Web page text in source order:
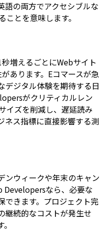
語の両方でアクセシブルな
とを意味します。
増えるごとにWebサイト
あります。Eコマースが急
デジタル体験を期待する日
がクリティカルレン
イズを削減し、遅延読み
ネス指標に直接影響する測
ンウィークや年末のキャン
なら、必要な
できます。プロジェクト完
継続的なコストが発生せ